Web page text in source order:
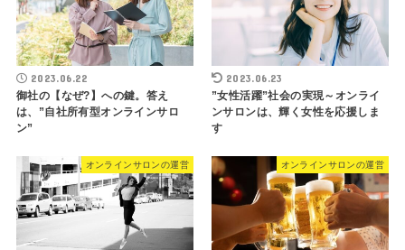
2023.06.22
御社の【なぜ?】への鍵。答え
は、”自社所有型オンラインサロ
ン”
2023.06.23
”女性活躍”社会の実現～オンライ
ンサロンは、輝く女性を応援しま
す
オンラインサロンの運営 オンラインサロンの運営